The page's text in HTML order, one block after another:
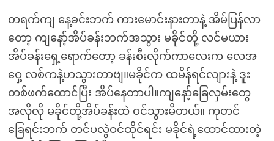
တရက်ကျ နေ့ခင်းဘက် ကားမောင်းနားတာနဲ့ အိမ်ပြန်လာ
တော့ ကျနော့်အိပ်ခန်းဘက်အသွား မခိုင်တို့ လင်မယား
အိပ်ခန်းရှေ့ရောက်တော့ ခန်းစီးလိုက်ကာလေးက လေအ
ဝှေ့ လစ်ကနဲ့ဟသွားတာဗျ။မခိုင်က ထမိန်ရင်လျားနဲ့ ဒူး
တစ်ဖက်ထောင်ပြီး အိပ်နေတာပါ။ကျနော့်ခြေလှမ်းတွေ
အလိုလို မခိုင်တို့အိပ်ခန်းထဲ ဝင်သွားမိတယ်။ ကုတင်
ခြေရင်းဘက် တင်ပလွဲဝင်ထိုင်ရင်း မခိုင်ရဲ့ထောင်ထားတဲ့